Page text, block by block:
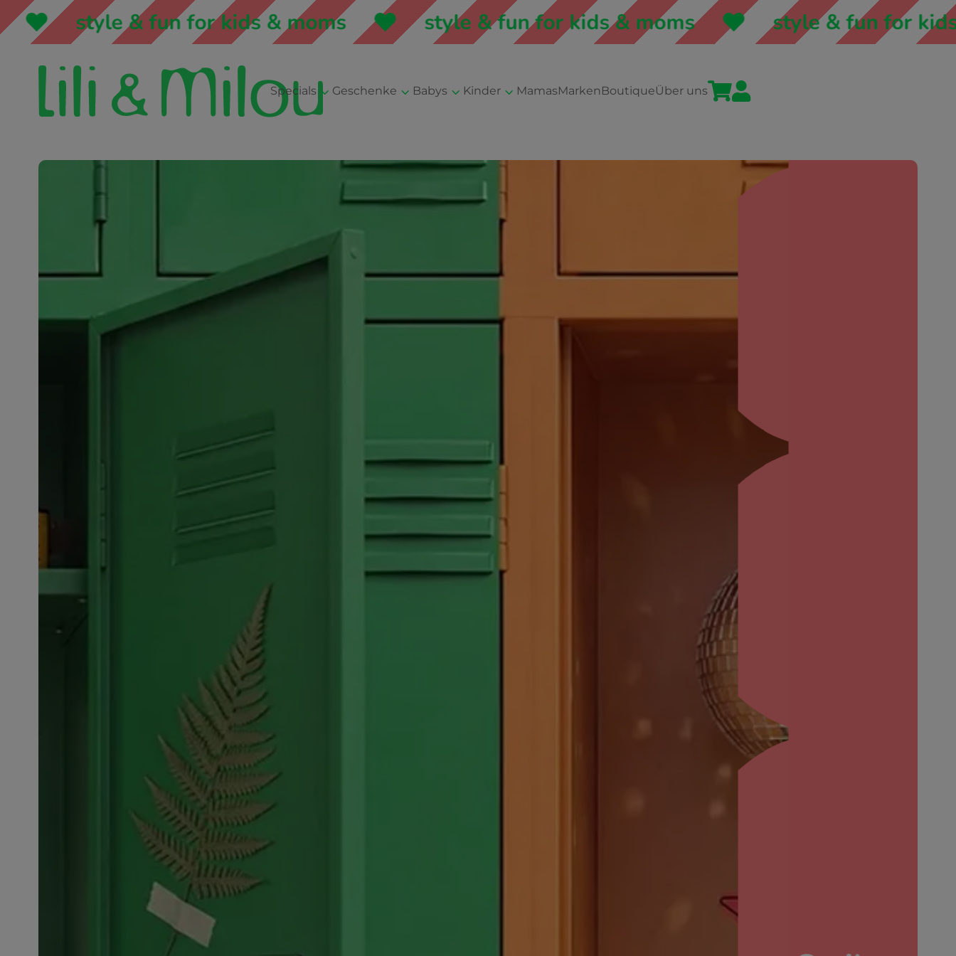
& fun for kids & moms style & fun for kids & moms style & fun for kids & moms
Specials 3 Geschenke 3 Babys 3 Kinder3 MamasMarkenBoutiqueÜber uns 